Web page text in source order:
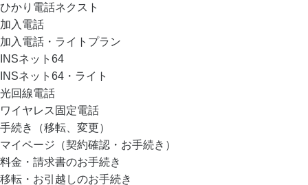
ひかり電話ネクスト
加入電話
加入電話・ライトプラン
INSネット64
INSネット64・ライト
光回線電話
ワイヤレス固定電話
手続き（移転、変更）
マイページ（契約確認・お手続き）
料金・請求書のお手続き
移転・お引越しのお手続き